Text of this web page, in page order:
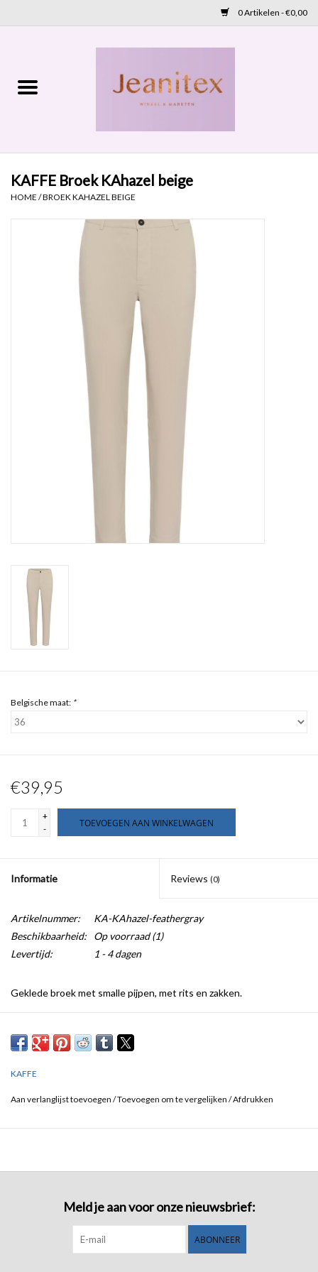
0 Artikelen - €0,00
Cadeaubon
NIEUW BINNEN
COMING SOON!
KAFFE Broek KAhazel beige
HOME /BROEK KAHAZEL BEIGE
Belgische maat: *
€39,95
+
-
TOEVOEGEN AAN WINKELWAGEN
Informatie Reviews (0)
Artikelnummer:
KA-KAhazel-feathergray
Beschikbaarheid:
Op voorraad(1)
Levertijd:
1 - 4 dagen
Geklede broek met smalle pijpen, met rits en zakken.
Geweven stof: 72% viscose, 23% polyamide, 5% elastane
KAFFE
Aan verlanglijst toevoegen /Toevoegen om te vergelijken /Afdrukken
Meld je aan voor onze nieuwsbrief:
ABONNEER